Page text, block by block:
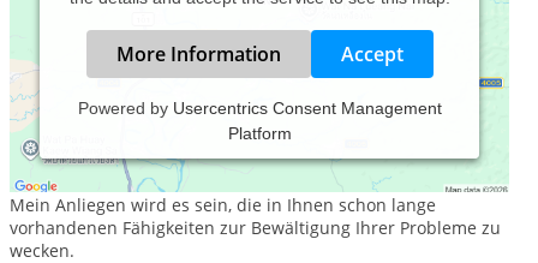
More Information Accept
Powered by Usercentrics Consent Management
Platform
Ich arbeite mit der sehr lösungsorientierten Hypnotherapie
nach Milton Erickson.
Mein Anliegen wird es sein, die in Ihnen schon lange
vorhandenen Fähigkeiten zur Bewältigung Ihrer Probleme zu
wecken.